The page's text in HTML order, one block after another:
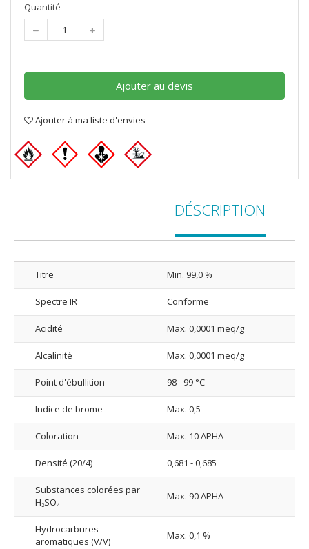
Quantité
Ajouter au devis
Ajouter à ma liste d'envies
DÉSCRIPTION
Titre Min. 99,0 %
Spectre IR Conforme
Acidité Max. 0,0001 meq/g
Alcalinité Max. 0,0001 meq/g
Point d'ébullition 98 - 99 °C
Indice de brome Max. 0,5
Coloration Max. 10 APHA
Densité (20/4) 0,681 - 0,685
Substances colorées par
H2SO4
Max. 90 APHA
Hydrocarbures
aromatiques (V/V)
Max. 0,1 %